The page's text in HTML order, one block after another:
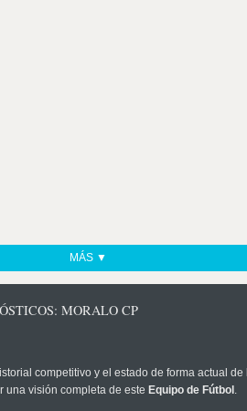
MÁS ▼
MORALO CP
competitivo y el estado de forma actual de
una visión completa de este Equipo de Fútbol .